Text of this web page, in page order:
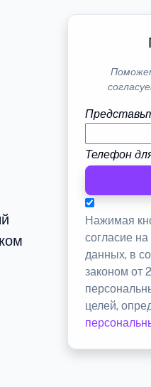
Телефон
Нажимая
согласие
данных, в
законом от
целей,